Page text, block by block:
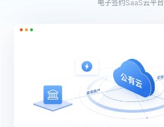
电子签约SaaS云平台